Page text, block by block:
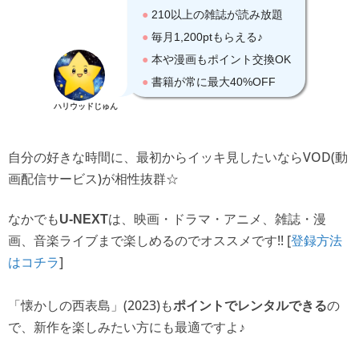
ハリウッドじゅん
自分の好きな時間に、最初からイッキ見したいならVOD(動
画配信サービス)が相性抜群☆
なかでもU-NEXTは、映画・ドラマ・アニメ、雑誌・漫
画、音楽ライブまで楽しめるのでオススメです!! [登録方法
はコチラ]
「懐かしの西表島」(2023)もポイントでレンタルできるの
で、新作を楽しみたい方にも最適ですよ♪